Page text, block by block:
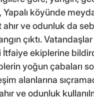
Yapalı köyünde
ahır ve odunluk da
çıktı. Vatandaşlar
İtfaiye ekiplerine
yoğun çabaları
alanlarına
ve odunluk